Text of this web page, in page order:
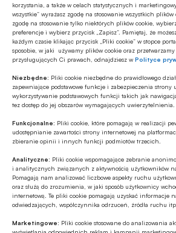
korzystania, a także w celach statystycznych i
wszystkie” wyrażasz zgodę na stosowanie wszystkich
zgodę na stosowanie tylko niektórych plików cookie,
preferencje i wybierz przycisk „Zapisz”. Pamiętaj, że
każdym czasie klikając przycisk „Pliki cookie” w stopce
sposobie, w jaki używamy plików cookie oraz przetwarzamy
przysługujących Ci prawach, odnajdziesz wPolityce
Niezbędne: Pliki cookie niezbędne do prawidłowego
zapewniające podstawowe funkcje i zabezpieczenia strony
wykorzystywanie podstawowych funkcji takich jak
tez dostęp do jej obszarów wymagających uwierzytelnienia.
Funkcjonalne: Pliki cookie, które pomagają w realizacji
udostępnianie zawartości strony internetowej na
zbieranie opinii i innych funkcji podmiotów trzecich.
Analityczne: Pliki cookie wspomagające zebranie
i analitycznych związanych z aktywnością użytkowników
Pomagają nam analizować liczbowe aspekty ruchu
oraz służą do zrozumienia, w jaki sposób użytkownicy
internetową. Te pliki cookie pomagają uzyskać informacje
odwiedzających, współczynnika odrzuceń, źródła ruchu itp.
Marketingowe: Pliki cookie stosowane do analizowania
wyświetlania odpowiednich reklam i kampanii
marże
GOSPODARKA
Polska szóstą
roku
Z RYNKU
EBC o ewentualnym
wydatków obronnych
GOSPODARKA
niż nasze PKB